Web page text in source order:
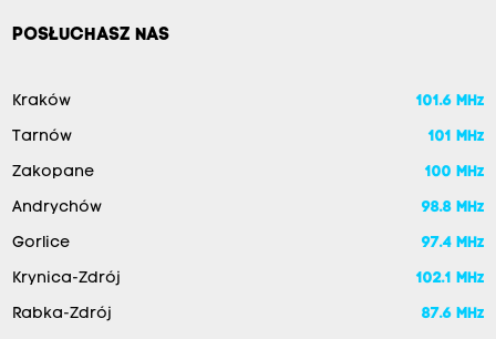
POSŁUCHASZ NAS
Kraków 101.6 MHz
Tarnów 101 MHz
Zakopane 100 MHz
Andrychów 98.8 MHz
Gorlice 97.4 MHz
Krynica-Zdrój 102.1 MHz
Rabka-Zdrój 87.6 MHz